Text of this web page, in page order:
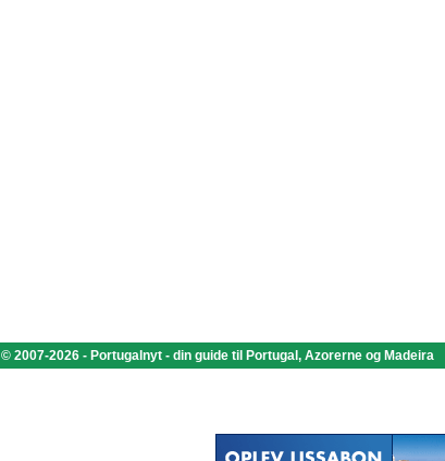
© 2007-2026 - Portugalnyt - din guide til Portugal, Azorerne og Madeira